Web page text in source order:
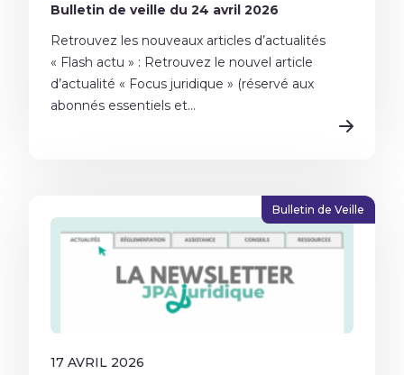
Bulletin de veille du 24 avril 2026
Retrouvez les nouveaux articles d’actualités
« Flash actu » : Retrouvez le nouvel article
d’actualité « Focus juridique » (réservé aux
abonnés essentiels et...
Bulletin de Veille
17 AVRIL 2026